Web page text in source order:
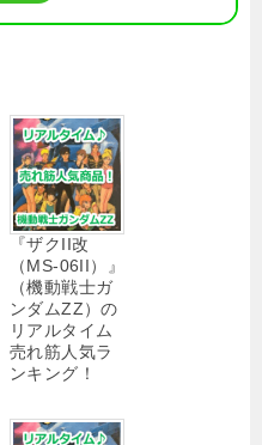
『ザクII改
（MS-06II）』
（機動戦士ガ
ンダムΖΖ）の
リアルタイム
売れ筋人気ラ
ンキング！